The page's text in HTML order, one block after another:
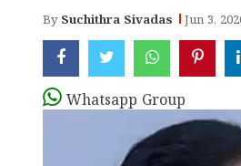
By Suchithra Sivadas Jun 3,
Whatsapp Group